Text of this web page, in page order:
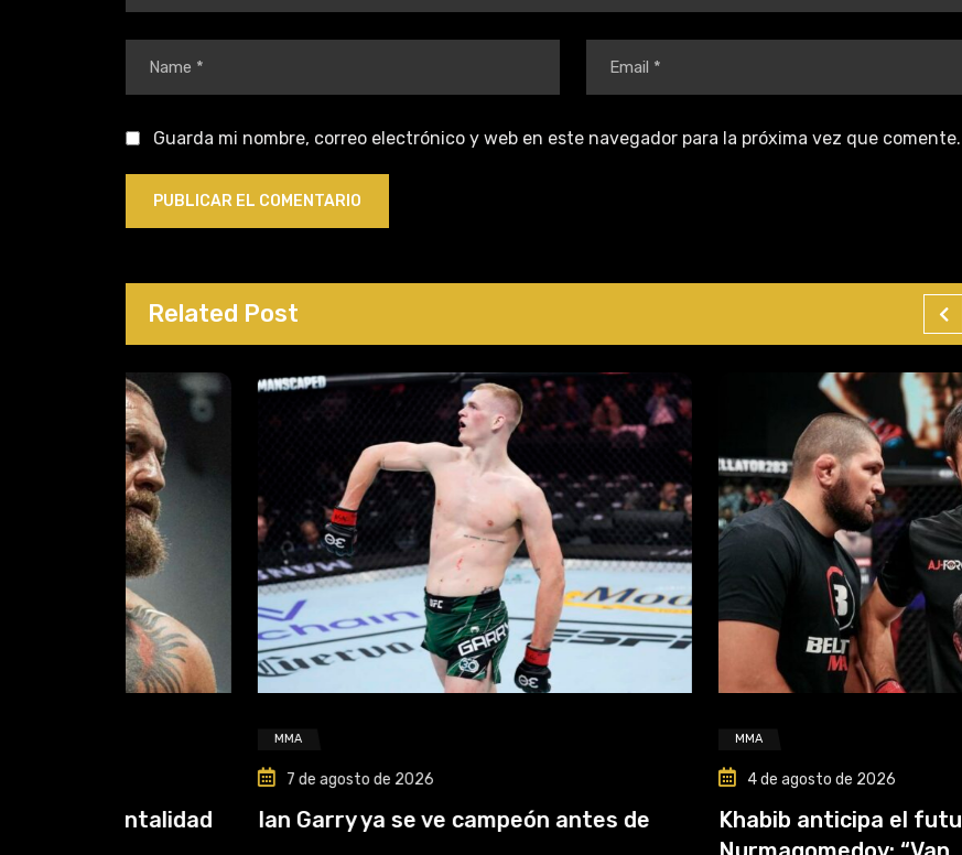
Guarda mi nombre, correo electrónico y web en este navegador para la próxima vez que comente.
Related Post
7 de agosto de 2026
Ian Garry ya se ve campeón antes de
4 de agosto de 2026
Khabib anticipa el futuro de Usman